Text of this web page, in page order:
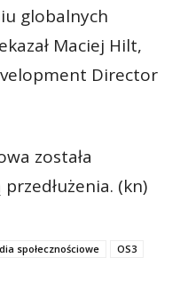
globalnych
Maciej Hilt,
Director
została
(kn)
społecznościowe
OS3